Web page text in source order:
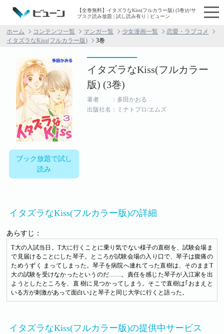
【全巻無料】イタズラなKiss(フルカラー版) (3巻)がサ
ブスク読み放題 | 試し読み有り | ビューン
ホーム コンテンツ一覧 マンガ一覧 少女漫画一覧
恋愛・ラブコメ
イタズラなKiss(フルカラー版)
3巻
ブック放題で試し
読み
イタズラなKiss(フルカラー
版) (3巻)
著者 ：多田かおる
出版社名：ミナトプロ/エムズ
イタズラなKiss(フルカラー版)の詳細
あらすじ：
T大の入試当日。T大に行くことに乗り気でない様子の直樹を、試験会場ま
で見届けることにした琴子。ところが試験会場の入り口で、琴子は腹痛の
ためうずく まってしまった。琴子を病院へ連れてった直樹は、そのままT
大の試験を受けなかったというのだ……。責任を感じた琴子が入江家を出
ようとしたところを、直 樹に見つかってしまう。そこで直樹は｢おまえと
いる方が刺激があって面白い｣と琴子と同じ大学に行くと語った。
イタズラなKiss(フルカラー版)の提供中サービス